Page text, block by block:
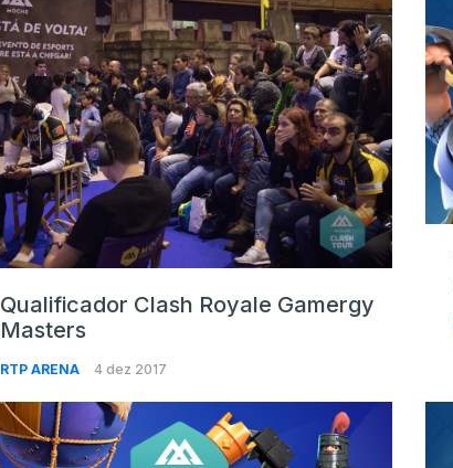
Qualificador Clash Royale Gamergy
Masters
RTP ARENA 4 dez 2017